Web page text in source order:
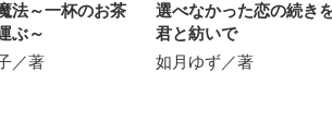
法～一杯のお茶
ぶ～
／著
選べなかった恋の続きを
君と紡いで
如月ゆず／著